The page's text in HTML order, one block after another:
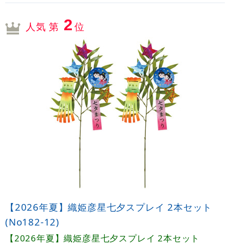
人気 第 2位
【2026年夏】織姫彦星七夕スプレイ 2本セット
(No182-12)
【2026年夏】織姫彦星七夕スプレイ 2本セット